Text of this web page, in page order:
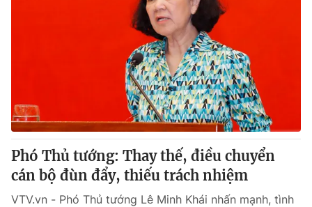
Phó Thủ tướng: Thay thế, điều chuyển
cán bộ đùn đẩy, thiếu trách nhiệm
VTV.vn - Phó Thủ tướng Lê Minh Khái nhấn mạnh, tình